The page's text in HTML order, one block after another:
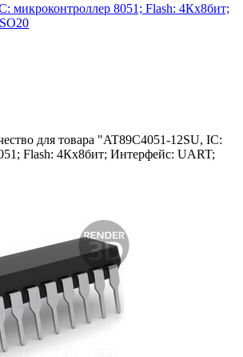
микроконтроллер 8051; Flash: 4Кx8бит;
для товара "AT89C4051-12SU, IC:
Flash: 4Кx8бит; Интерфейс: UART;